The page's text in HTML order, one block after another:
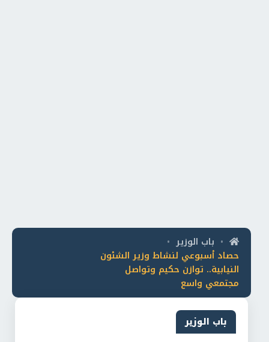
• باب الوزير •
حصاد أسبوعي لنشاط وزير الشئون
النيابية.. توازن حكيم وتواصل
مجتمعي واسع
باب الوزير